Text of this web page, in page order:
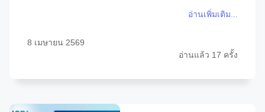
อ่านเพิ่มเติม...
8 เมษายน 2569
อ่านแล้ว 17 ครั้ง